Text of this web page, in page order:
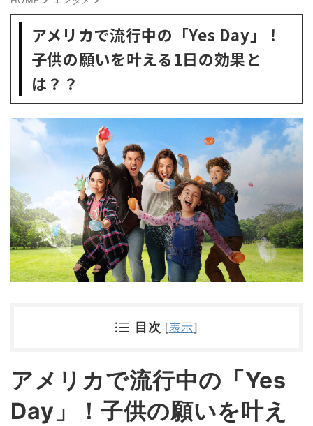
アメリカで流行中の「Yes Day」！
子供の願いを叶える1日の効果と
は？？
目次 [表示]
アメリカで流行中の「Yes
Day」！子供の願いを叶え